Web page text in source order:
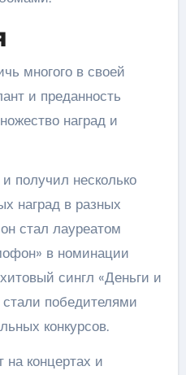
многого в своей
и преданность
наград и
получил несколько
наград в разных
стал лауреатом
в номинации
сингл «Деньги и
стали победителями
конкурсов.
на концертах и